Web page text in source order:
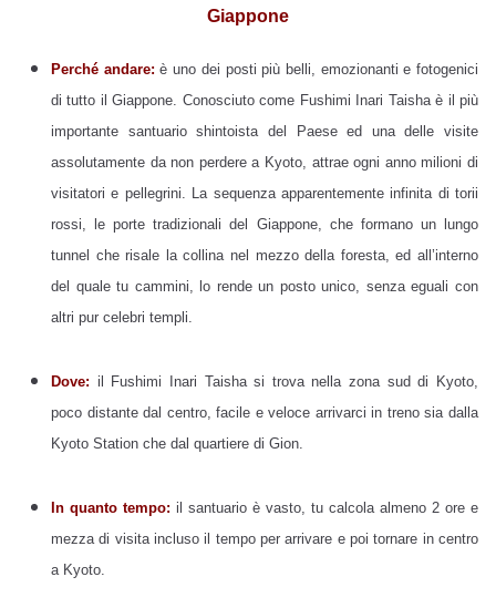
Giappone
Perché andare: è uno dei posti più belli, emozionanti e fotogenici
di tutto il Giappone. Conosciuto come Fushimi Inari Taisha è il più
importante santuario shintoista del Paese ed una delle visite
assolutamente da non perdere a Kyoto, attrae ogni anno milioni di
visitatori e pellegrini. La sequenza apparentemente infinita di torii
rossi, le porte tradizionali del Giappone, che formano un lungo
tunnel che risale la collina nel mezzo della foresta, ed all’interno
del quale tu cammini, lo rende un posto unico, senza eguali con
altri pur celebri templi.
Dove: il Fushimi Inari Taisha si trova nella zona sud di Kyoto,
poco distante dal centro, facile e veloce arrivarci in treno sia dalla
Kyoto Station che dal quartiere di Gion.
In quanto tempo: il santuario è vasto, tu calcola almeno 2 ore e
mezza di visita incluso il tempo per arrivare e poi tornare in centro
a Kyoto.